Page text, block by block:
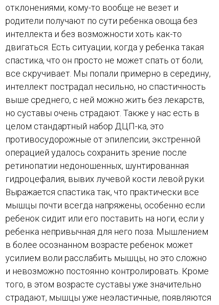
отклонениями, кому-то вообще не везет и
родители получают по сути ребенка овоща без
интеллекта и без возможности хоть как-то
двигаться. Есть ситуации, когда у ребенка такая
спастика, что он просто не может спать от боли,
все скручивает. Мы попали примерно в середину,
интеллект пострадал несильно, но спастичность
выше среднего, с ней можно жить без лекарств,
но суставы очень страдают. Также у нас есть в
целом стандартный набор ДЦП-ка, это
противосудорожные от эпилепсии, экстренной
операцией удалось сохранить зрение после
ретинопатии недоношенных, шунтированная
гидроцефалия, вывих лучевой кости левой руки.
Выражается спастика так, что практически все
мышцы почти всегда напряжены, особенно если
ребенок сидит или его поставить на ноги, если у
ребенка непривычная для него поза. Мышлением
в более осознанном возрасте ребенок может
усилием воли расслабить мышцы, но это сложно
и невозможно постоянно контролировать. Кроме
того, в этом возрасте суставы уже значительно
страдают, мышцы уже неэластичные, появляются